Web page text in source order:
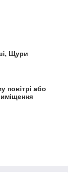
Щури
повітрі або